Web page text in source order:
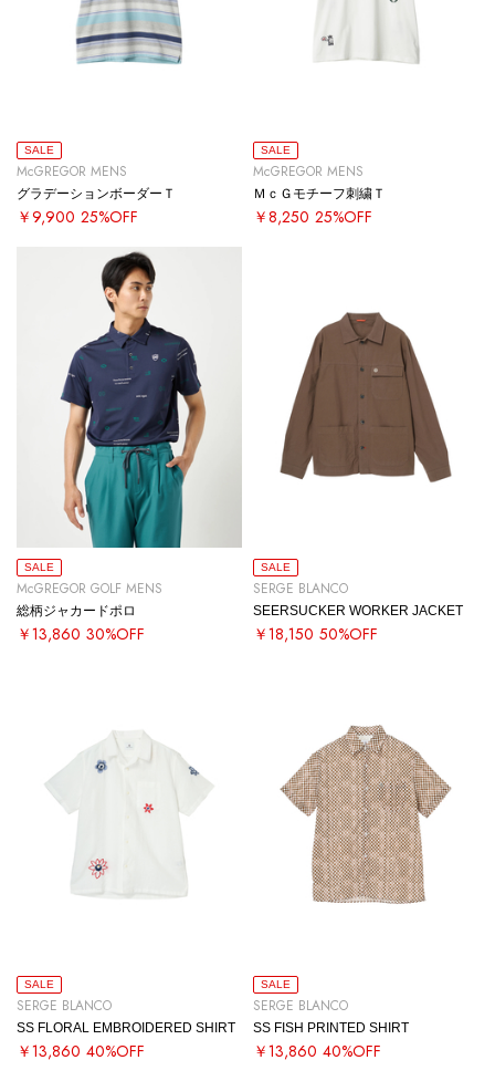
SALE
McGREGOR MENS
グラデーションボーダーＴ
￥9,900 25%OFF
SALE
McGREGOR MENS
ＭｃＧモチーフ刺繍Ｔ
￥8,250 25%OFF
SALE
McGREGOR GOLF MENS
総柄ジャカードポロ
￥13,860 30%OFF
SALE
SERGE BLANCO
SEERSUCKER WORKER JACKET
￥18,150 50%OFF
SALE
SERGE BLANCO
SS FLORAL EMBROIDERED SHIRT
￥13,860 40%OFF
SALE
SERGE BLANCO
SS FISH PRINTED SHIRT
￥13,860 40%OFF